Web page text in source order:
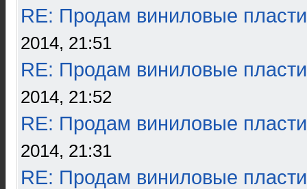
RE: Продам виниловые
2014, 21:51
RE: Продам виниловые
2014, 21:52
RE: Продам виниловые
2014, 21:31
RE: Продам виниловые